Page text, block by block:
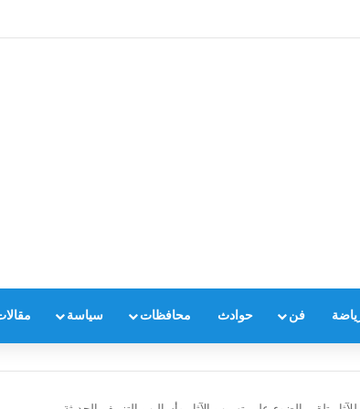
فن حوادث محافظات سياسة